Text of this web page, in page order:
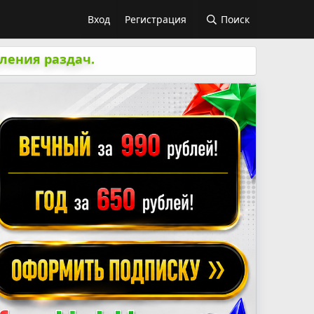
Вход Регистрация Поиск
раздач.